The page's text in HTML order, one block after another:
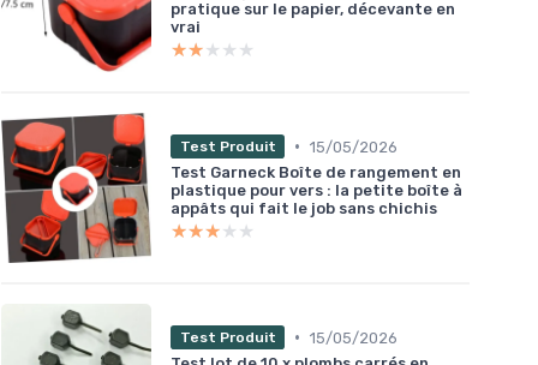
pratique sur le papier, décevante en
vrai
★★★★★
★★★★★
Test Produit • 15/05/2026
Test Garneck Boîte de rangement en
plastique pour vers : la petite boîte à
appâts qui fait le job sans chichis
★★★★★
★★★★★
Test Produit • 15/05/2026